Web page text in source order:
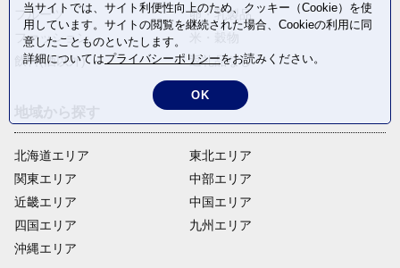
フルーツ
卵・乳製品
ファッション
飲料(酒以外)
返礼品なし
北海道エリア
関東エリア
近畿エリア
四国エリア
沖縄エリア
東北エリア
中部エリア
中国エリア
九州エリア
当サイトでは、サイト利便性向上のため、クッキー（Cookie）を使
用しています。サイトの閲覧を継続された場合、Cookieの利用に同
意したことものといたします。
詳細についてはプライバシーポリシーをお読みください。
OK